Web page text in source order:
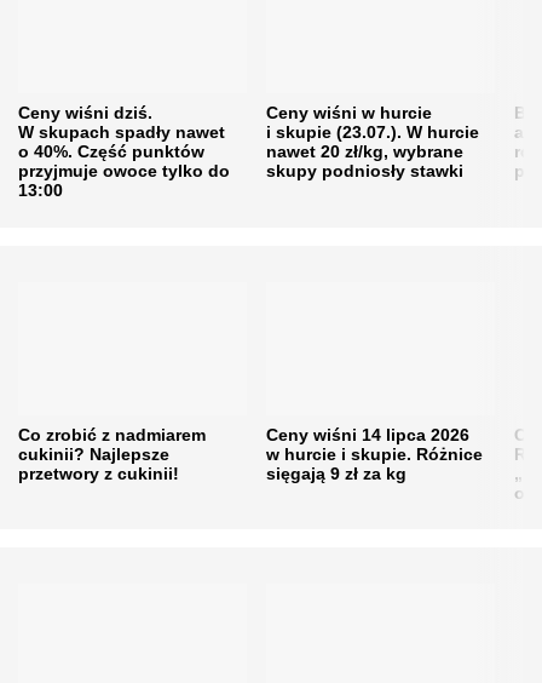
Ceny wiśni dziś.
W skupach spadły nawet
o 40%. Część punktów
przyjmuje owoce tylko do
13:00
Ceny wiśni w hurcie
i skupie (23.07.). W hurcie
nawet 20 zł/kg, wybrane
skupy podniosły stawki
Co zrobić z nadmiarem
cukinii? Najlepsze
przetwory z cukinii!
Ceny wiśni 14 lipca 2026
w hurcie i skupie. Różnice
sięgają 9 zł za kg